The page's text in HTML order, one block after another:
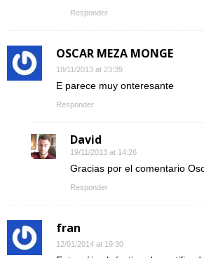
Responder
OSCAR MEZA MONGE
18/11/2013 at 23:39
E parece muy onteresante
Responder
David
19/11/2013 at 14:26
Gracias por el comentario
Responder
fran
12/01/2014 at 19:30